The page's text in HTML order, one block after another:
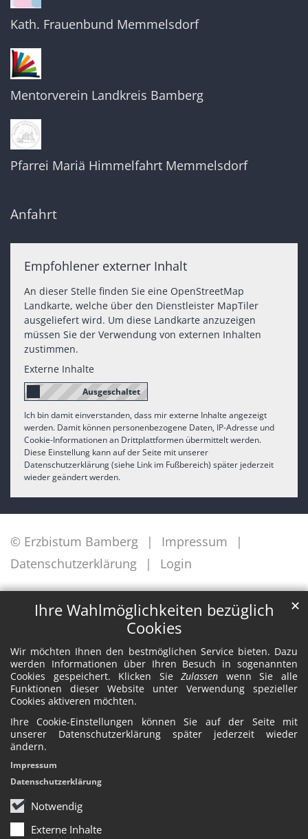
Ihre Wahlmöglichkeiten bezüglich
Cookies
Wir möchten Ihnen den bestmöglichen Service bieten. Dazu
werden Informationen über Ihren Besuch in sogenannten
Cookies gespeichert. Klicken SieZulassen wenn Sie alle
Funktionen dieser Website unter Verwendung spezieller
Cookies aktiveren möchten.
Ihre Cookie-Einstellungen können Sie auf der Seite mit
unserer Datenschutzerklärung später jederzeit wieder
ändern.
Notwendig
Externe Inhalte
✕
Impressum
Datenschutzerklärung
Kath. Frauenbund Memmelsdorf
Mentorverein Landkreis Bamberg
Pfarrei Mariä Himmelfahrt Memmelsdorf
Anfahrt
Empfohlener externer Inhalt
An dieser Stelle finden Sie eine OpenStreetMap
Landkarte, welche über den Dienstleister MapTiler
ausgeliefert wird. Um diese Landkarte anzuzeigen
müssen Sie der Verwendung von externen Inhalten
zustimmen.
Externe Inhalte
Ich bin damit einverstanden, dass mir externe Inhalte angezeigt
werden. Damit können personenbezogene Daten, IP-Adresse und
Cookie-Informationen an Drittplattformen übermittelt werden.
Diese Einstellung kann auf der Seite mit unserer
Datenschutzerklärung (siehe Link im Fußbereich) später jederzeit
wieder geändert werden.
© Erzbistum Bamberg
Impressum
Datenschutzerklärung
Login